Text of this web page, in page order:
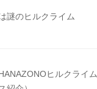
謎のヒルクライム
ヒルクライム